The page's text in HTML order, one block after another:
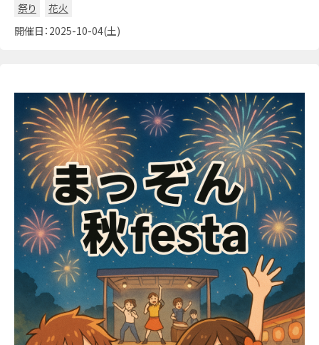
祭り
花火
開催日：2025-10-04(土)